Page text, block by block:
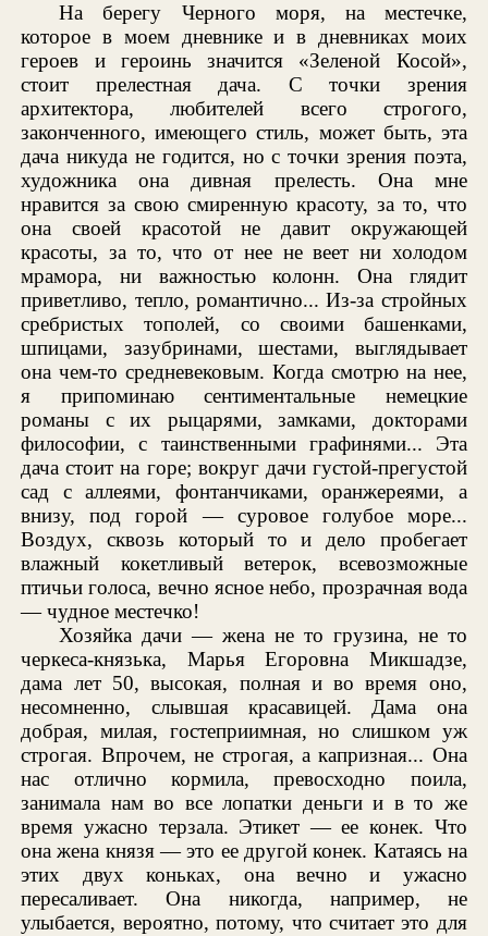
На берегу Черного моря, на местечке,
которое в моем дневнике и в дневниках моих
героев и героинь значится «Зеленой Косой»,
стоит прелестная дача. С точки зрения
архитектора, любителей всего строгого,
законченного, имеющего стиль, может быть, эта
дача никуда не годится, но с точки зрения поэта,
художника она дивная прелесть. Она мне
нравится за свою смиренную красоту, за то, что
она своей красотой не давит окружающей
красоты, за то, что от нее не веет ни холодом
мрамора, ни важностью колонн. Она глядит
приветливо, тепло, романтично... Из-за стройных
сребристых тополей, со своими башенками,
шпицами, зазубринами, шестами, выглядывает
она чем-то средневековым. Когда смотрю на нее,
я припоминаю сентиментальные немецкие
романы с их рыцарями, замками, докторами
философии, с таинственными графинями... Эта
дача стоит на горе; вокруг дачи густой-прегустой
сад с аллеями, фонтанчиками, оранжереями, а
внизу, под горой — суровое голубое море...
Воздух, сквозь который то и дело пробегает
влажный кокетливый ветерок, всевозможные
птичьи голоса, вечно ясное небо, прозрачная вода
— чудное местечко!
Хозяйка дачи — жена не то грузина, не то
черкеса-князька, Марья Егоровна Микшадзе,
дама лет 50, высокая, полная и во время оно,
несомненно, слывшая красавицей. Дама она
добрая, милая, гостеприимная, но слишком уж
строгая. Впрочем, не строгая, а капризная... Она
нас отлично кормила, превосходно поила,
занимала нам во все лопатки деньги и в то же
время ужасно терзала. Этикет — ее конек. Что
она жена князя — это ее другой конек. Катаясь на
этих двух коньках, она вечно и ужасно
пересаливает. Она никогда, например, не
улыбается, вероятно, потому, что считает это для